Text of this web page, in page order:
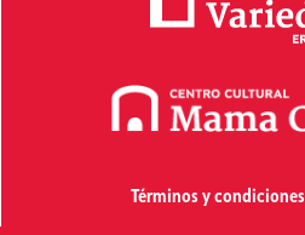
Términos y condiciones